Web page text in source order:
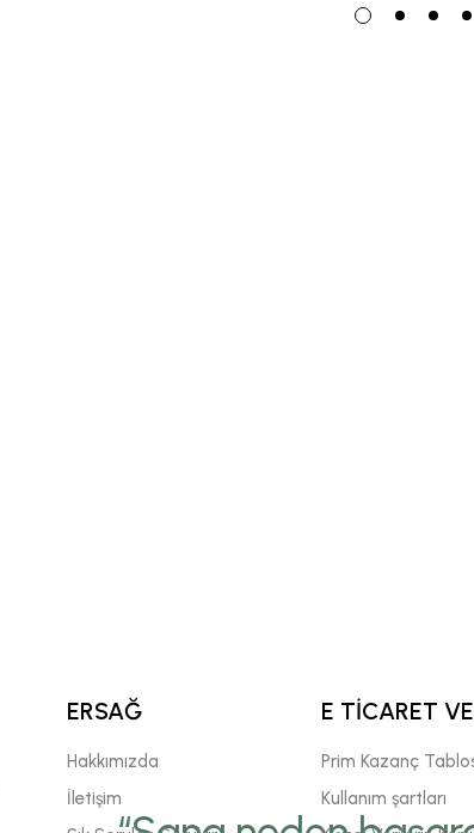
ERSAĞ
Hakkımızda
İletişim
E TİCARET
Prim Kazanç
Kullanım şartları